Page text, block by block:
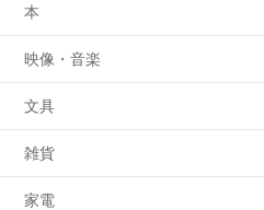
本
映像・音楽
文具
雑貨
家電